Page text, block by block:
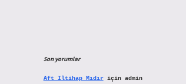
Son yorumlar
Aft Iltihap Mıdıriçin admin